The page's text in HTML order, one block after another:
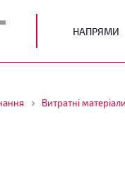
НАПРЯМИ
Витратні